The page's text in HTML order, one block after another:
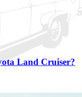
Land Cruiser?